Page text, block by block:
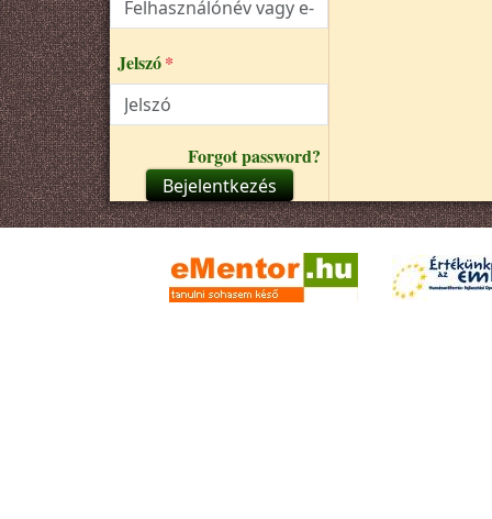
Jelszó
Forgot password?
Bejelentkezés